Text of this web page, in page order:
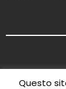
Questo